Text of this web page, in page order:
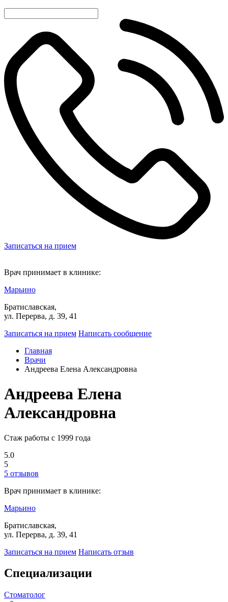
Записаться на прием
Врач принимает в клинике:
Марьино
Братиславская,
ул. Перерва, д. 39, 41
Записаться на прием Написать сообщение
Главная
Врачи
Андреева Елена Александровна
Андреева Елена
Александровна
Стаж работы с 1999 года
5.0
5
5 отзывов
Врач принимает в клинике:
Марьино
Братиславская,
ул. Перерва, д. 39, 41
Записаться на прием Написать отзыв
Специализации
Стоматолог